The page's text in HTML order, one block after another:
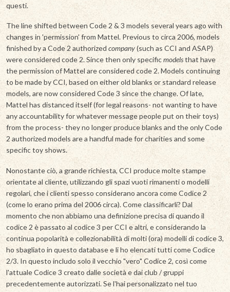
questi.
The line shifted between Code 2 & 3 models several years ago with
changes in 'permission' from Mattel. Previous to circa 2006, models
finished by a Code 2 authorized company(such as CCI and ASAP)
were considered code 2. Since then only specificmodelsthat have
the permission of Mattel are considered code 2. Models continuing
to be made by CCI, based on either old blanks or standard release
models, are now considered Code 3 since the change. Of late,
Mattel has distanced itself (for legal reasons- not wanting to have
any accountability for whatever message people put on their toys)
from the process- they no longer produce blanks and the only Code
2 authorized models are a handful made for charities and some
specific toy shows.
Nonostante ciò, a grande richiesta, CCI produce molte stampe
orientate al cliente, utilizzando gli spazi vuoti rimanenti o modelli
regolari, che i clienti spesso considerano ancora come Codice 2
(come lo erano prima del 2006 circa). Come classificarli? Dal
momento che non abbiamo una definizione precisa di quando il
codice 2 è passato al codice 3 per CCI e altri, e considerando la
continua popolarità e collezionabilità di molti (ora) modelli di codice 3,
ho sbagliato in questo database e li ho elencati tutti come Codice
2/3. In questo includo solo il vecchio "vero" Codice 2, così come
l'attuale Codice 3 creato dalle società e dai club / gruppi
precedentemente autorizzati. Se l'hai personalizzato nel tuo